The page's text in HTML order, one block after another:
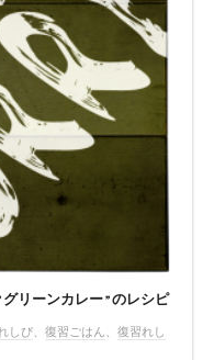
リーンカレー”のレシピ
しぴ、 復習ごはん、 復習れし